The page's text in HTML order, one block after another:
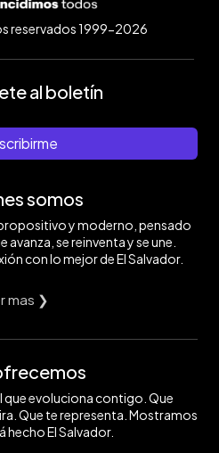
reservados 1999-2026
al boletín
somos
y moderno, pensado
avanza, se reinventa y se une.
con lo mejor de El Salvador.
mas ❯
evoluciona contigo. Que
Que te representa. Mostramos
hecho El Salvador.